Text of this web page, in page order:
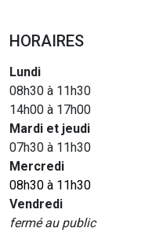
HORAIRES
Lundi
08h30 à 11h30
14h00 à 17h00
Mardi et jeudi
07h30 à 11h30
Mercredi
08h30 à 11h30
Vendredi
fermé au public